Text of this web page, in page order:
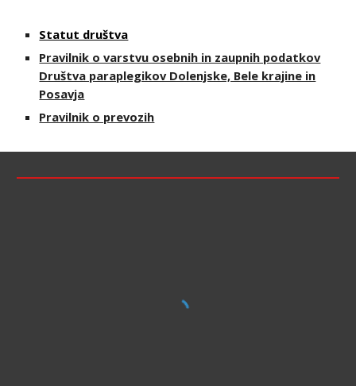
Statut društva
Pravilnik o varstvu osebnih in zaupnih podatkov
Društva paraplegikov Dolenjske, Bele krajine in
Posavja
Pravilnik o prevozih